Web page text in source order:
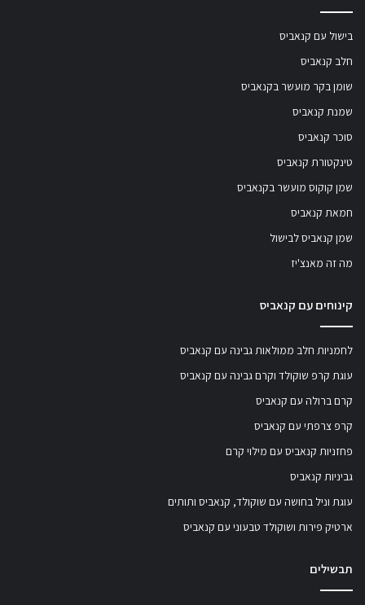
בישול עם קנאביס
חלב קנאביס
שומן בקר מועשר בקנאביס
שמנת קנאביס
סוכר קנאביס
טינקטורת קנאביס
שמן קוקוס מועשר בקנאביס
חמאת קנאביס
שמן קנאביס לבישול
מה זה מאנצ'יז
קינוחים עם קנאביס
לחמניות חלב ממולאות גבינה עם קנאביס
עוגת קרפ שוקולד וקרם גבינה עם קנאביס
קרם ברולה עם קנאביס
קרפ צרפתי עם קנאביס
פחזניות קנאביס עם מילוי קרם
גביניות קנאביס
עוגת וניל בחושה עם שוקולד, קנאביס ותותים
ארטיק פירות ושוקולד טבעוני עם קנאביס
תבשילים